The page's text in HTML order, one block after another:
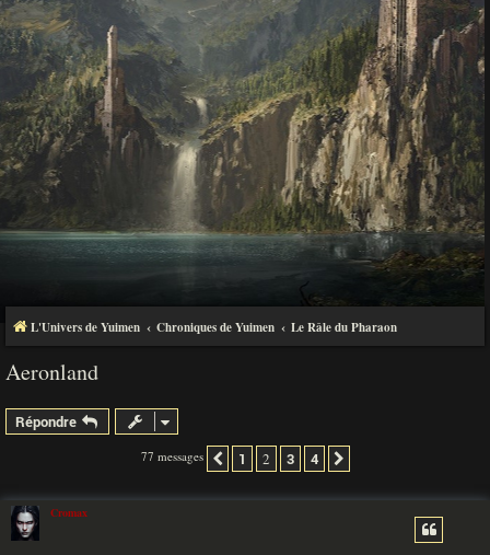
L'Univers de Yuimen Chroniques de Yuimen Le Râle du Pharaon
Aeronland
Répondre
77 messages Précédente
1 2 3 4
Cromax